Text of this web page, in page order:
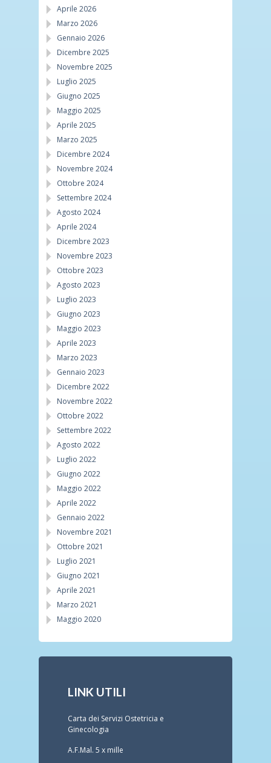
Aprile 2026
Marzo 2026
Gennaio 2026
Dicembre 2025
Novembre 2025
Luglio 2025
Giugno 2025
Maggio 2025
Aprile 2025
Marzo 2025
Dicembre 2024
Novembre 2024
Ottobre 2024
Settembre 2024
Agosto 2024
Aprile 2024
Dicembre 2023
Novembre 2023
Ottobre 2023
Agosto 2023
Luglio 2023
Giugno 2023
Maggio 2023
Aprile 2023
Marzo 2023
Gennaio 2023
Dicembre 2022
Novembre 2022
Ottobre 2022
Settembre 2022
Agosto 2022
Luglio 2022
Giugno 2022
Maggio 2022
Aprile 2022
Gennaio 2022
Novembre 2021
Ottobre 2021
Luglio 2021
Giugno 2021
Aprile 2021
Marzo 2021
Maggio 2020
LINK UTILI
Carta dei Servizi Ostetricia e
Ginecologia
A.F.Mal. 5 x mille